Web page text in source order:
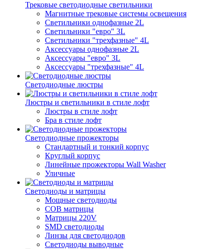
Трековые светодиодные светильники
Магнитные трековые системы освещения
Светильники однофазные 2L
Светильники "евро" 3L
Светильники "трехфазные" 4L
Аксессуары однофазные 2L
Аксессуары "евро" 3L
Аксессуары "трехфазные" 4L
Светодиодные люстры
Люстры и светильники в стиле лофт
Люстры в стиле лофт
Бра в стиле лофт
Светодиодные прожекторы
Стандартный и тонкий корпус
Круглый корпус
Линейные прожекторы Wall Washer
Уличные
Светодиоды и матрицы
Мощные светодиоды
COB матрицы
Матрицы 220V
SMD светодиоды
Линзы для светодиодов
Светодиоды выводные